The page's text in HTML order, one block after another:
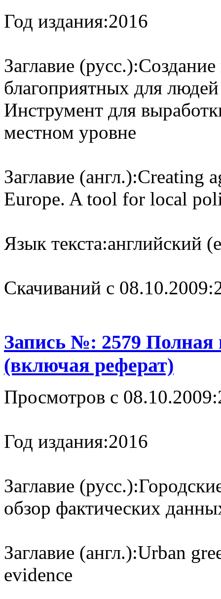
Год издания:2016
Заглавие (русс.):
благоприятных для людей
Инструмент для
местном уровне
Заглавие (англ.):Creating
Europe. A tool for local
Язык текста:английский
Cкачиваний с 08.10.2009:
Запись №: 2579 Полная
(включая реферат)
Просмотров с 08.10.2009:
Год издания:2016
Заглавие (русс.):
обзор фактических
Заглавие (англ.):Urban
evidence